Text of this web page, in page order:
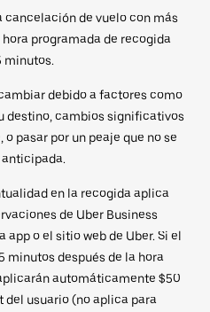
de vuelo con más
programada de recogida
minutos.
debido a factores como
destino, cambios significativos
pasar por un peaje que no se
en la recogida aplica
de Uber Business
app o el sitio web de Uber. Si el
minutos después de la hora
automáticamente $50
del usuario (no aplica para